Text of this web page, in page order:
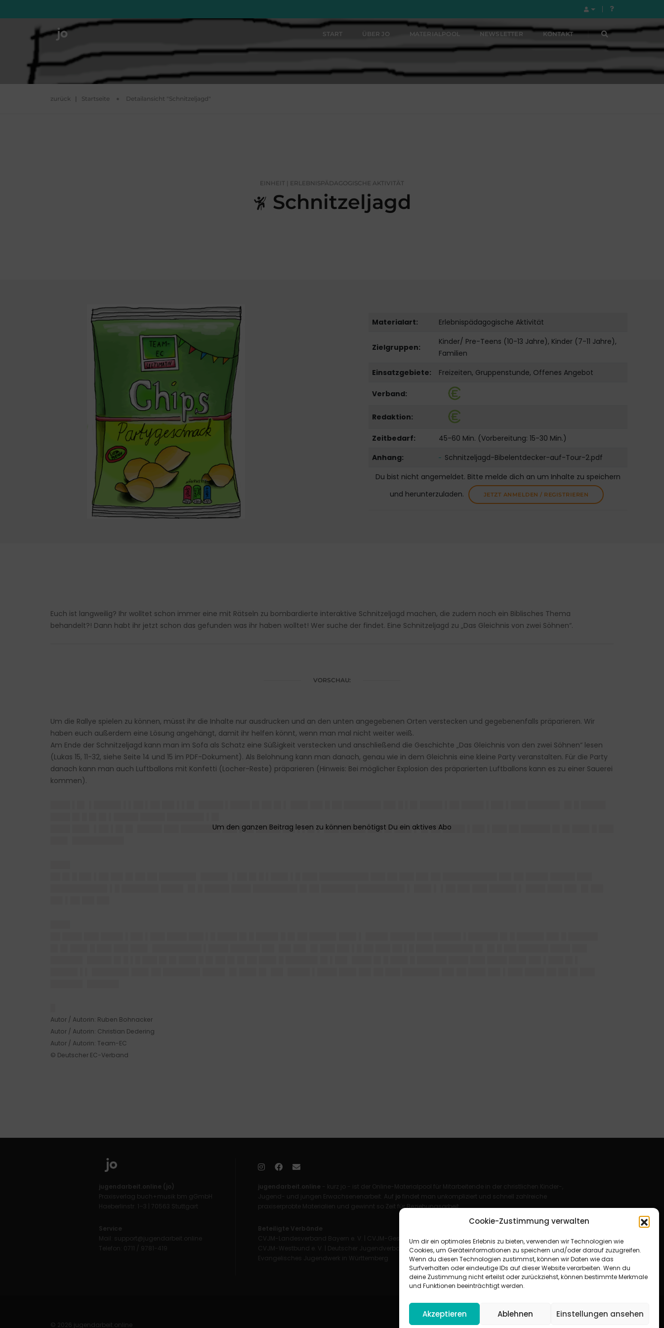
Cookie-Zustimmung verwalten
Um dir ein optimales Erlebnis zu bieten, verwenden wir Technologien wie
Cookies, um Geräteinformationen zu speichern und/oder darauf zuzugreifen.
Wenn du diesen Technologien zustimmst, können wir Daten wie das
Surfverhalten oder eindeutige IDs auf dieser Website verarbeiten. Wenn du
deine Zustimmung nicht erteilst oder zurückziehst, können bestimmte Merkmale
und Funktionen beeinträchtigt werden.
Akzeptieren Ablehnen Einstellungen ansehen
START ÜBER JO MATERIALPOOL NEWSLETTER KONTAKT
zurück | Startseite Detailansicht "Schnitzeljagd"
EINHEIT | ERLEBNISPÄDAGOGISCHE AKTIVITÄT
Schnitzeljagd
Materialart: Erlebnispädagogische Aktivität
Zielgruppen:
Kinder/ Pre-Teens (10-13 Jahre), Kinder (7-11 Jahre),
Familien
Einsatzgebiete:
Freizeiten, Gruppenstunde, Offenes Angebot
Verband:
Redaktion:
Zeitbedarf:
45-60 Min. (Vorbereitung: 15-30 Min.)
Anhang:
Schnitzeljagd-Bibelentdecker-auf-Tour-2.pdf
Du bist nicht angemeldet. Bitte melde dich an um Inhalte zu speichern
und herunterzuladen.
JETZT ANMELDEN / REGISTRIEREN
Euch ist langweilig? Ihr wolltet schon immer eine mit Rätseln zu bombardierte interaktive Schnitzeljagd machen, die zudem noch ein Biblisches Thema
behandelt?! Dann habt ihr jetzt schon das gefunden was ihr haben wolltet! Wer suche der findet. Eine Schnitzeljagd zu „Das Gleichnis von zwei Söhnen“.
VORSCHAU:
Um die Rallye spielen zu können, müsst ihr die Inhalte nur ausdrucken und an den unten angegebenen Orten verstecken und gegebenenfalls präparieren. Wir
haben euch außerdem eine Lösung angehängt, damit ihr helfen könnt, wenn man mal nicht weiter weiß.
Am Ende der Schnitzeljagd kann man im Sofa als Schatz eine Süßigkeit verstecken und anschließend die Geschichte „Das Gleichnis von den zwei Söhnen“ lesen
(Lukas 15, 11-32, siehe Seite 14 und 15 im PDF-Dokument). Als Belohnung kann man danach, genau wie in dem Gleichnis eine kleine Party veranstalten. Für die Party
danach kann man auch Luftballons mit Konfetti (Locher-Reste) präparieren (Hinweis: Bei möglicher Explosion des präparierten Luftballons kann es zu einer Sauerei
kommen).
████ ███▌ ▌██ ▌█▌█▌ █████ ███ ████████ ███ ▌██ █████ ██▌▌▌█▌▌ ███ █████ ███ █▌███▌▌ █▌██ ████▌▌██▌▌███ ██ ██████ █▌█▌███▌█ ███
Autor / Autorin: Ruben Bohnacker
Autor / Autorin: Christian Dedering
Autor / Autorin: Team-EC
© Deutscher EC-Verband
jugendarbeit.online (jo)
Praxisverlag buch+musik bm gGmbH
Haeberlinstr. 1–3 | 70563 Stuttgart
Service
Mail: support@jugendarbeit.online
Telefon: 0711 / 9781-419
jugendarbeit.online - kurz jo - ist der Online-Materialpool für Mitarbeitende in der christlichen Kinder-,
Jugend- und jungen Erwachsenenarbeit. Auf jo findet man unkompliziert und schnell zahlreiche
praxiserprobte Materialien und gewinnt so Zeit für Beziehungsarbeit.
Beteiligte Verbände
CVJM-Landesverband Bayern e. V.
CVJM-Gesamtverband in Deutschland e. V.
CVJM-Westbund e. V.
Deutscher Jugendverband „Entschieden für Christus“ e. V.
Evangelisches Jugendwerk in Württemberg
© 2026 jugendarbeit.online Impressum|Datenschutzerklärung